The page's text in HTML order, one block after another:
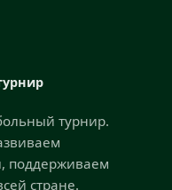
турнир.
поддерживаем
стране.